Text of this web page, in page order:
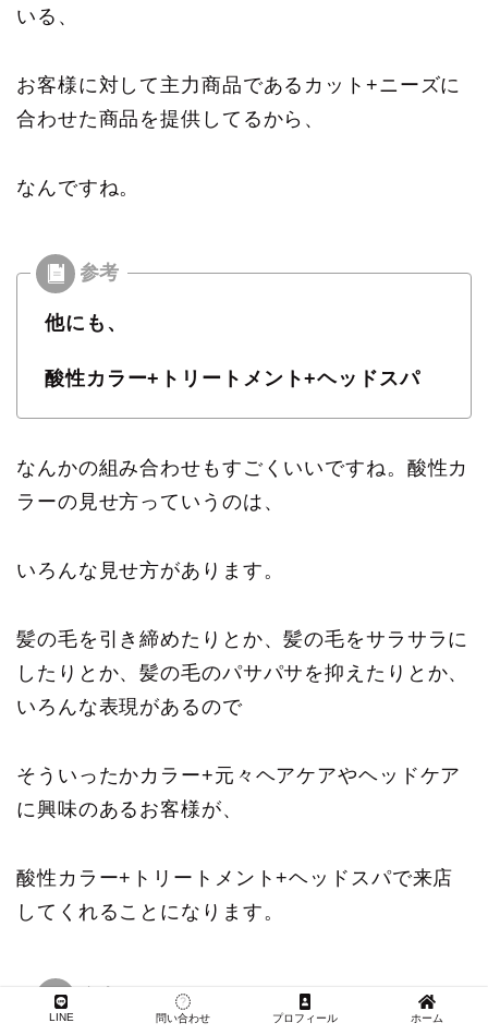
いる、
お客様に対して主力商品であるカット+ニーズに
合わせた商品を提供してるから、
なんですね。
他にも、
酸性カラー+トリートメント+ヘッドスパ
なんかの組み合わせもすごくいいですね。酸性カ
ラーの見せ方っていうのは、
いろんな見せ方があります。
髪の毛を引き締めたりとか、髪の毛をサラサラに
したりとか、髪の毛のパサパサを抑えたりとか、
いろんな表現があるので
そういったかカラー+元々ヘアケアやヘッドケア
に興味のあるお客様が、
酸性カラー+トリートメント+ヘッドスパで来店
してくれることになります。
LINE 問い合わせ プロフィール ホーム